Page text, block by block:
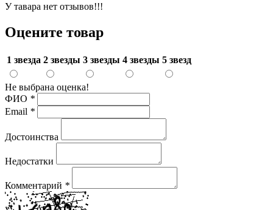
У тавара нет отзывов!!!
Оцените товар
1 звезда 2 звезды 3 звезды 4 звезды 5 звезд
Не выбрана оценка!
ФИО *
Email *
Достоинства
Недостатки
Комментарий *